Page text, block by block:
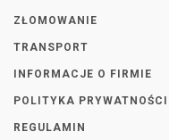
ZŁOMOWANIE
TRANSPORT
INFORMACJE O FIRMIE
POLITYKA PRYWATNOŚCI
REGULAMIN